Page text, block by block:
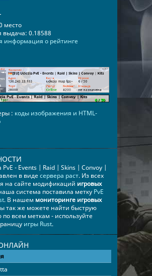
место
выдача: 0.18588
информация о рейтинге
: коды изображения и HTML-
PvE - Events | Raid | Skins | Convoy |
в видесервера раст. Из всех
на сайте модификаций игровых
система поставила метку PvE
. В нашем мониторинге игровых
так же можете найти быструю
всем меткам - используйте
игры Rust.
Время
00:50:59